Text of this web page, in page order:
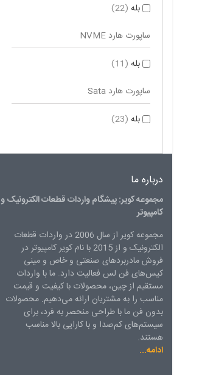
بله (22)
ساپورت هارد NVME
بله (11)
ساپورت هارد Sata
بله (23)
درباره ما
مجموعه کویر: پیشگام واردات قطعات الکترونیک و
کامپیوتر
مجموعه کویر از سال 2006 در واردات قطعات
الکترونیک و از 2015 با نام کویر کامپیوتر در
فروش مادربردهای صنعتی و خاص و مینی
کیس‌های فن لس فعالیت دارد. ما با واردات
مستقیم از چین، محصولات با کیفیت و قیمت
مناسب را به مشتریان ارائه می‌دهیم. محصولات
بدون فن ما با طراحی منحصر به فرد، برای
سیستم‌های کم‌صدا و با کارایی بالا مناسب
هستند.
ادامه...